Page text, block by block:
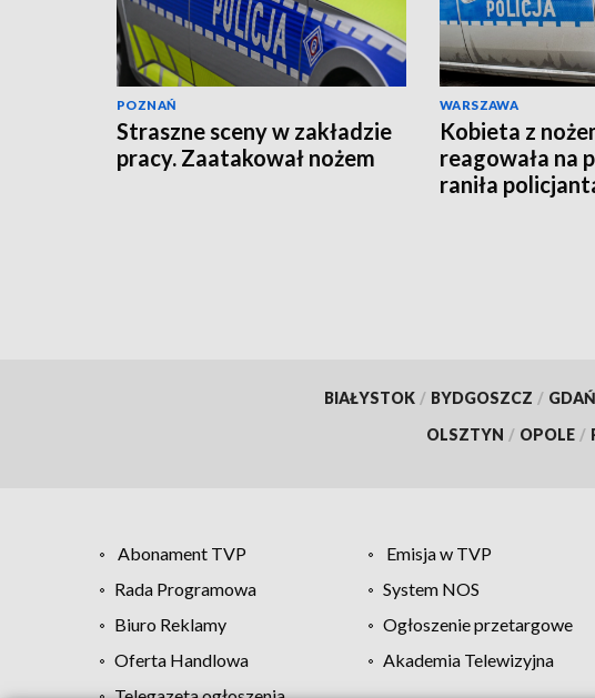
POZNAŃ
Straszne sceny w zakładzie
pracy. Zaatakował nożem
WARSZAWA
Kobieta z
reagowała na
raniła
BIAŁYSTOK / BYDGOSZCZ /
OLSZTYN / OPOLE /
Abonament TVP Emisja w TVP
Rada Programowa
System NOS
Biuro Reklamy
Ogłoszenie przetargowe
Oferta Handlowa
Akademia Telewizyjna